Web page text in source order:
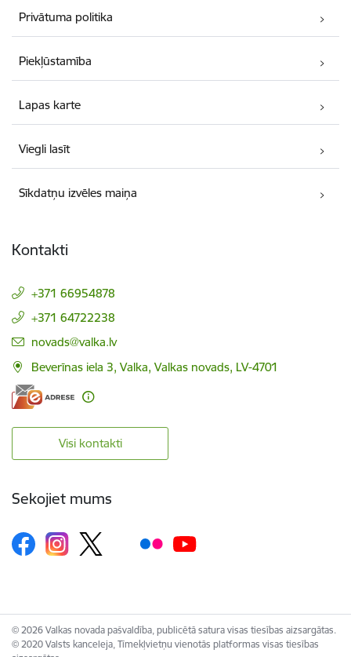
Privātuma politika
Piekļūstamība
Lapas karte
Viegli lasīt
Sīkdatņu izvēles maiņa
Kontakti
+371 66954878
+371 64722238
E-pasts:
novads@valka.lv
Beverīnas iela 3, Valka, Valkas novads, LV-4701
Visi kontakti
Sekojiet mums
© 2026 Valkas novada pašvaldība, publicētā satura visas tiesības aizsargātas.
© 2020 Valsts kanceleja, Tīmekļvietņu vienotās platformas visas tiesības